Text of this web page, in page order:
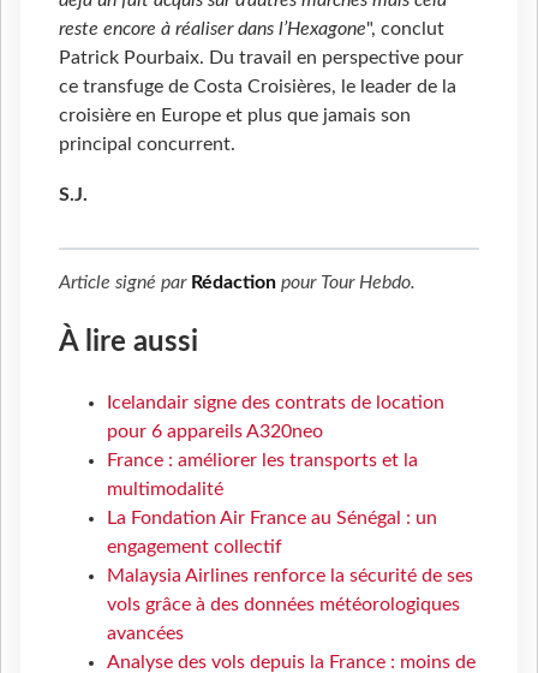
reste encore à réaliser dans l’Hexagone", conclut
Patrick Pourbaix. Du travail en perspective pour
ce transfuge de Costa Croisières, le leader de la
croisière en Europe et plus que jamais son
principal concurrent.
S.J.
Article signé par Rédaction pour Tour Hebdo.
À lire aussi
Icelandair signe des contrats de location
pour 6 appareils A320neo
France : améliorer les transports et la
multimodalité
La Fondation Air France au Sénégal : un
engagement collectif
Malaysia Airlines renforce la sécurité de ses
vols grâce à des données météorologiques
avancées
Analyse des vols depuis la France : moins de